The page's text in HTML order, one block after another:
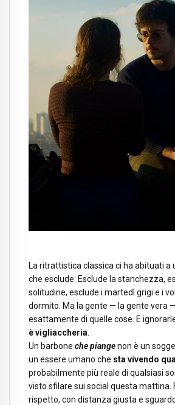
La ritrattistica classica ci ha abituati a
che esclude. Esclude la stanchezza,
solitudine, esclude i martedì grigi e i
dormito. Ma la gente — la gente vera
esattamente di quelle cose. E
è vigliaccheria
Un barbone che piangenon è un
un essere umano che sta vivendo
probabilmente più reale di qualsiasi
visto sfilare sui social questa mattina.
rispetto, con distanza giusta e